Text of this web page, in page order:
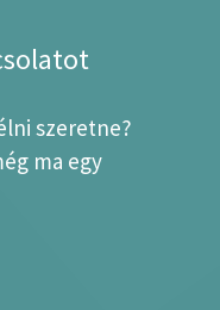
szeretne?
ma egy